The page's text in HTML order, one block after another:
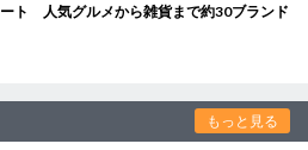
ト 人気グルメから雑貨まで約30ブランド
もっと見る